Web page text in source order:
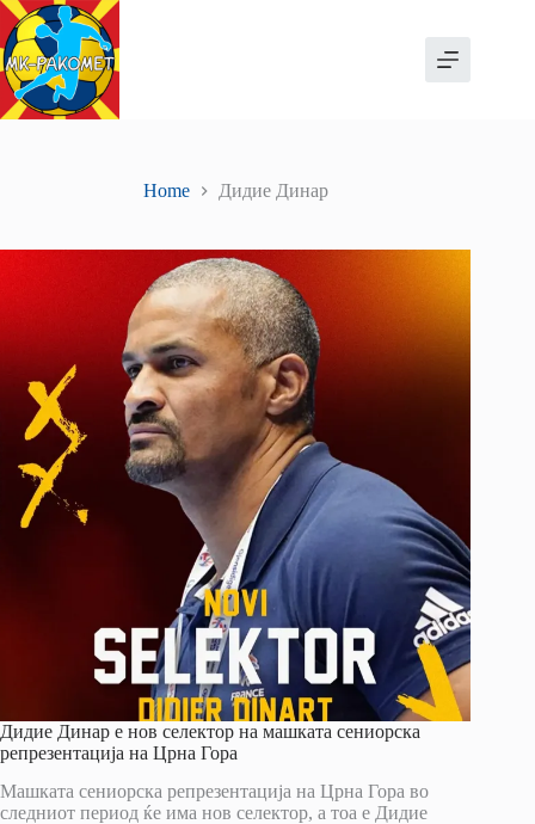
Skip
to
content
Home Дидие Динар
Дидие Динар е нов селектор на машката сениорска
репрезентација на Црна Гора
Машката сениорска репрезентација на Црна Гора во
следниот периoд ќе има нов селектор, а тоа е Дидие